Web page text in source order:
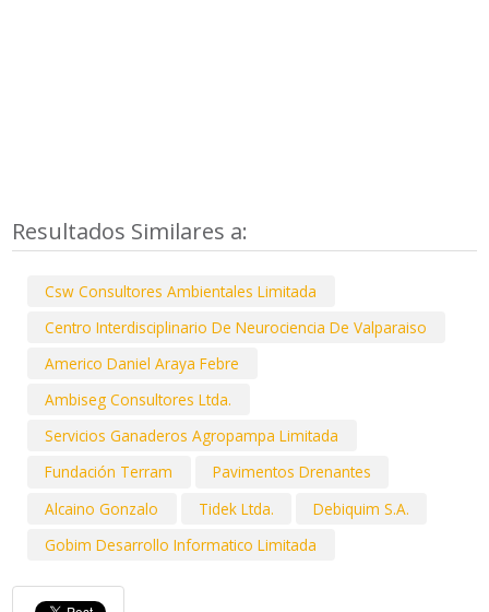
Resultados Similares a:
Csw Consultores Ambientales Limitada
Centro Interdisciplinario De Neurociencia De Valparaiso
Americo Daniel Araya Febre
Ambiseg Consultores Ltda.
Servicios Ganaderos Agropampa Limitada
Fundación Terram
Pavimentos Drenantes
Alcaino Gonzalo
Tidek Ltda.
Debiquim S.A.
Gobim Desarrollo Informatico Limitada